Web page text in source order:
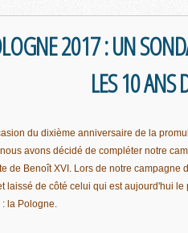
2017 : UN
LES 10 ANS
du dixième anniversaire de la
avons décidé de compléter notre
de Benoît XVI. Lors de notre campagne
laissé de côté celui qui est aujourd'hui
: la Pologne.